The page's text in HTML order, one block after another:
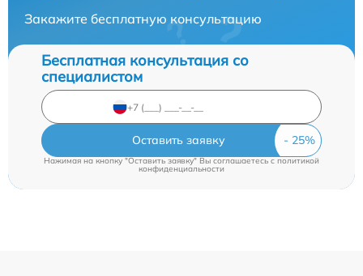
Закажите бесплатную консультацию
Бесплатная консультация со
специалистом
Оставить заявку
Нажимая на кнопку "Оставить заявку" Вы соглашаетесь c политикой
конфиденциальности